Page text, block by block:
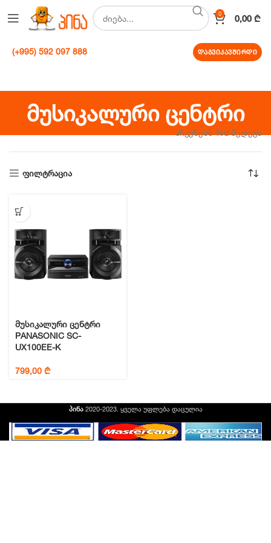
0 0,00 ₾
(+995) 592 097 888 დაგვიკავშირდი
მუსიკალური ცენტრი
აჩვენებს %d შედეგს
ფილტრაცია
მუსიკალური ცენტრი
PANASONIC SC-
UX100EE-K
799,00 ₾
პინა 2020-2023. ყველა უფლება დაცულია